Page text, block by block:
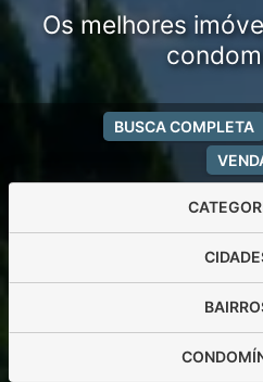
Os melhores
BUSCA COMPLETA